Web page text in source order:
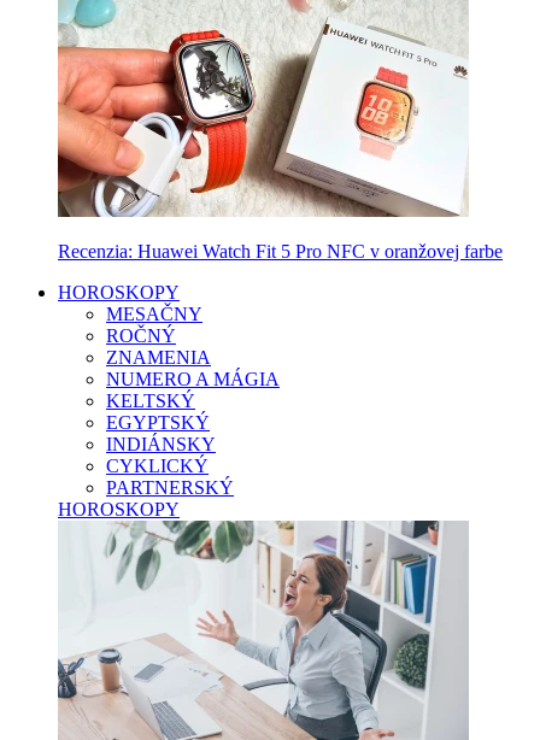
Recenzia: Huawei Watch Fit 5 Pro NFC v oranžovej farbe
HOROSKOPY
MESAČNY
ROČNÝ
ZNAMENIA
NUMERO A MÁGIA
KELTSKÝ
EGYPTSKÝ
INDIÁNSKY
CYKLICKÝ
PARTNERSKÝ
HOROSKOPY